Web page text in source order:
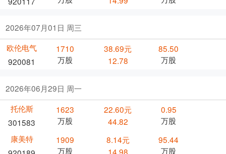
2026年07月01日 周三
欧伦电气
920081
1710
万股
38.69元
12.78
85.50
万股
2026年06月29日 周一
托伦斯
301583
1623
万股
22.60元
44.82
0.95
万股
康美特
1909
万股
8.14元
14.98
95.44
万股